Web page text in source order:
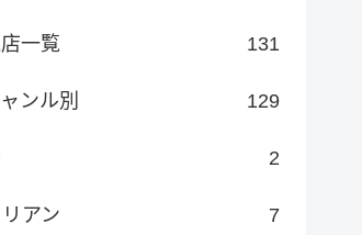
一覧 131
ンル別 129
2
アン 7